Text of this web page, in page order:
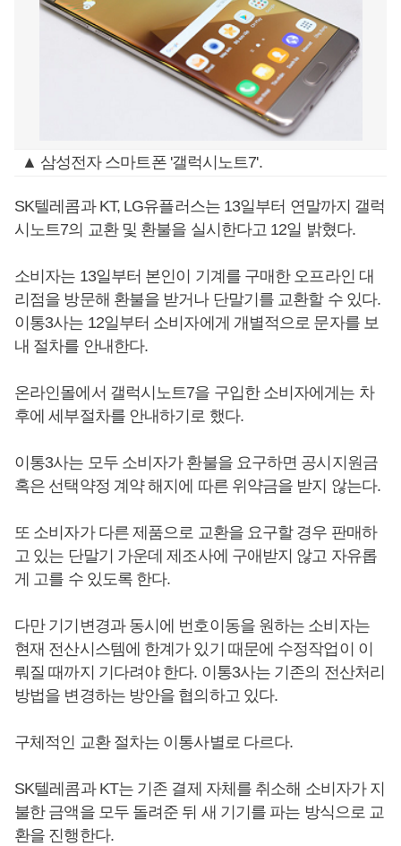
▲ 삼성전자 스마트폰 '갤럭시노트7'.
SK텔레콤과 KT, LG유플러스는 13일부터 연말까지 갤럭
시노트7의 교환 및 환불을 실시한다고 12일 밝혔다.
소비자는 13일부터 본인이 기계를 구매한 오프라인 대
리점을 방문해 환불을 받거나 단말기를 교환할 수 있다.
이통3사는 12일부터 소비자에게 개별적으로 문자를 보
내 절차를 안내한다.
온라인몰에서 갤럭시노트7을 구입한 소비자에게는 차
후에 세부절차를 안내하기로 했다.
이통3사는 모두 소비자가 환불을 요구하면 공시지원금
혹은 선택약정 계약 해지에 따른 위약금을 받지 않는다.
또 소비자가 다른 제품으로 교환을 요구할 경우 판매하
고 있는 단말기 가운데 제조사에 구애받지 않고 자유롭
게 고를 수 있도록 한다.
다만 기기변경과 동시에 번호이동을 원하는 소비자는
현재 전산시스템에 한계가 있기 때문에 수정작업이 이
뤄질 때까지 기다려야 한다. 이통3사는 기존의 전산처리
방법을 변경하는 방안을 협의하고 있다.
구체적인 교환 절차는 이통사별로 다르다.
SK텔레콤과 KT는 기존 결제 자체를 취소해 소비자가 지
불한 금액을 모두 돌려준 뒤 새 기기를 파는 방식으로 교
환을 진행한다.